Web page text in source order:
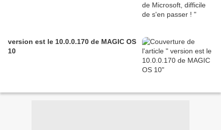
version est le 10.0.0.170 de MAGIC OS
10